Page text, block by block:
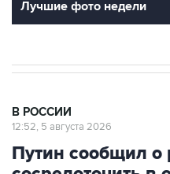
Путин сообщил о
сосредоточить в
службы тыла